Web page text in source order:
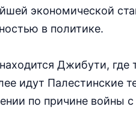
экономической
в политике.
Джибути, где
идут Палестинские
по причине войны